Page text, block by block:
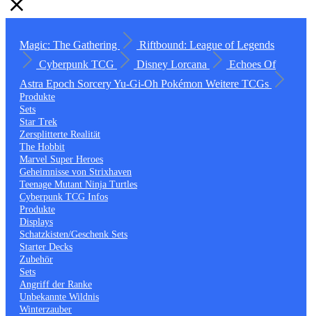
Magic: The Gathering
Riftbound: League of Legends
Cyberpunk TCG
Disney Lorcana
Echoes Of
Astra Epoch SorceryYu-Gi-Oh Pokémon Weitere TCGs
Produkte
Sets
Star Trek
Zersplitterte Realität
The Hobbit
Marvel Super Heroes
Geheimnisse von Strixhaven
Teenage Mutant Ninja Turtles
Cyberpunk TCG Infos
Produkte
Displays
Schatzkisten/Geschenk Sets
Starter Decks
Zubehör
Sets
Angriff der Ranke
Unbekannte Wildnis
Winterzauber